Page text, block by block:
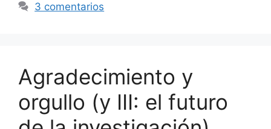
3 comentarios
Agradecimiento y
orgullo (y III: el futuro